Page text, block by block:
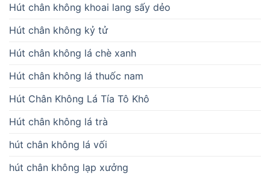
Hút chân không khoai lang sấy dẻo
Hút chân không kỷ tử
Hút chân không lá chè xanh
Hút chân không lá thuốc nam
Hút Chân Không Lá Tía Tô Khô
Hút chân không lá trà
hút chân không lá vối
hút chân không lạp xưởng